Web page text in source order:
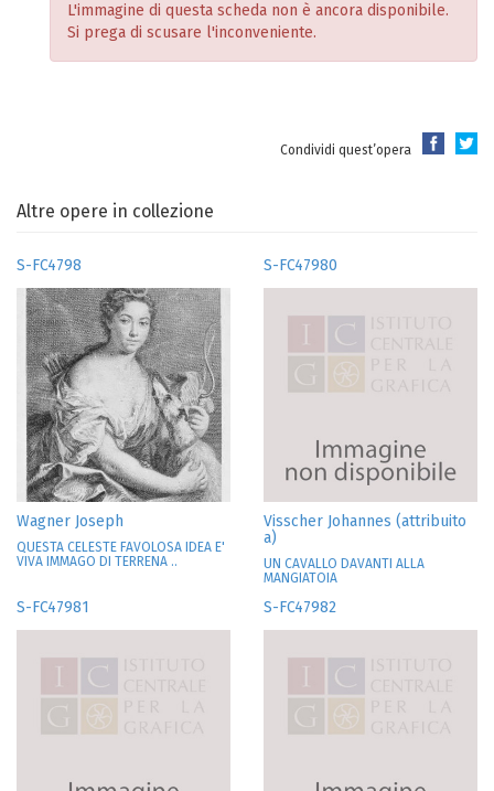
L'immagine di questa scheda non è ancora disponibile.
Si prega di scusare l'inconveniente.
Condividi quest’opera
Altre opere in collezione
S-FC4798
Wagner Joseph
QUESTA CELESTE FAVOLOSA IDEA E'
VIVA IMMAGO DI TERRENA ..
S-FC47980
Visscher Johannes (attribuito
a)
UN CAVALLO DAVANTI ALLA
MANGIATOIA
S-FC47981 S-FC47982